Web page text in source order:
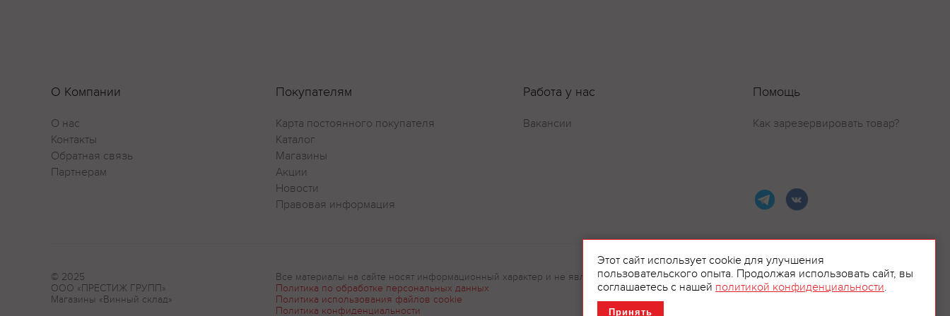
Оставить отзыв
О Компании
О нас
Контакты
Обратная связь
Партнерам
Покупателям
Карта постоянного покупателя
Каталог
Магазины
Акции
Новости
Правовая информация
Работа у нас
Вакансии
Помощь
Как зарезервировать товар?
© 2025
ООО «ПРЕСТИЖ ГРУПП»
Магазины «Винный склад»
Все материалы на сайте носят информационный характер и не являются рекламой.
Политика по обработке персональных данных
Политика использования файлов cookie
Политика конфиденциальности
Этот сайт использует cookie для улучшения
пользовательского опыта. Продолжая использовать сайт, вы
соглашаетесь с нашей политикой конфиденциальности.
Принять